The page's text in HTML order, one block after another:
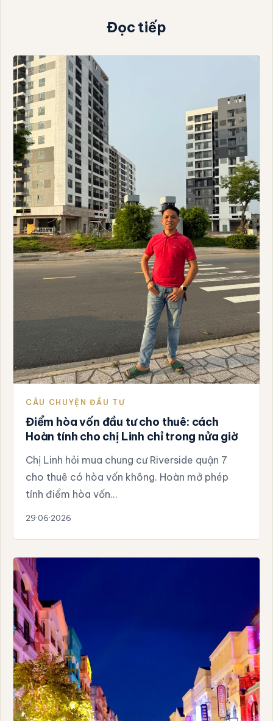
Đọc tiếp
CÂU CHUYỆN ĐẦU TƯ
Điểm hòa vốn đầu tư cho thuê: cách
Hoàn tính cho chị Linh chỉ trong nửa giờ
Chị Linh hỏi mua chung cư Riverside quận 7
cho thuê có hòa vốn không. Hoàn mở phép
tính điểm hòa vốn…
29·06·2026